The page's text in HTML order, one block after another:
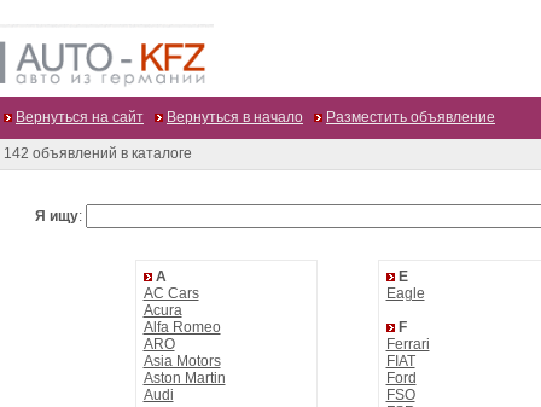
Вернуться на сайт Вернуться в начало Разместить объявление
142 объявлений в каталоге
Я ищу:
A
AC Cars
Acura
Alfa Romeo
ARO
Asia Motors
Aston Martin
Audi
E
Eagle
F
Ferrari
FIAT
Ford
FSO